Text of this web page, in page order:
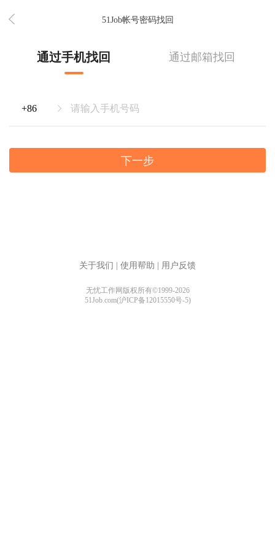
51Job帐号密码找回
通过手机找回 通过邮箱找回
下一步
关于我们 使用帮助 用户反馈
无忧工作网版权所有©1999-2026
51Job.com(沪ICP备12015550号-5)